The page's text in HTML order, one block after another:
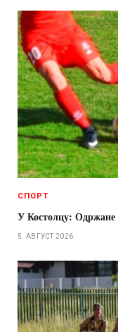
СПОРТ
У Костолцу: Одржане
5. АВГУСТ 2026.